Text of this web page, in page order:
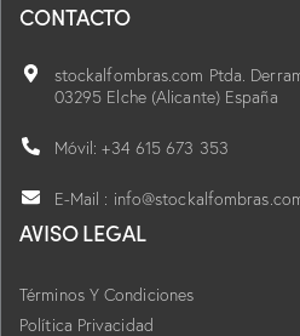
CONTACTO
stockalfombras.com Ptda.
03295 Elche (Alicante) España
Móvil: +34 615 673 353
E-Mail :
AVISO LEGAL
Términos Y Condiciones
Política Privacidad